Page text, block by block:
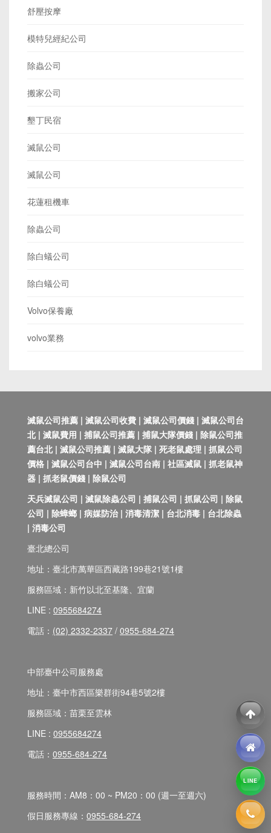
舒壓按摩
模特兒經紀公司
除蟲公司
搬家公司
墾丁民宿
滅鼠公司
滅鼠公司
花蓮租機車
除蟲公司
除白蟻公司
除白蟻公司
Volvo保養廠
volvo業務
滅鼠公司推薦 | 滅鼠公司收費 | 滅鼠公司價錢 | 滅鼠公司台
北 | 滅鼠費用 | 捕鼠公司推薦 | 捕鼠大隊價錢 | 除鼠公司推
薦台北 | 滅鼠公司推薦 | 滅鼠大隊 | 死老鼠處理 | 抓鼠公司
價格 | 滅鼠公司台中 | 滅鼠公司台南 | 社區滅鼠 | 抓老鼠神
器 | 抓老鼠價錢 | 除鼠公司
天兵滅鼠公司 | 滅鼠除蟲公司 | 捕鼠公司 | 抓鼠公司 | 除鼠
公司 | 除蟑螂 | 病媒防治 | 消毒清潔 | 台北消毒 | 台北除蟲
| 消毒公司
臺北總公司
地址：臺北市萬華區西藏路199巷21號1樓
服務區域：新竹以北至基隆、宜蘭
LINE : 0955684274
電話： (02) 2332-2337 / 0955-684-274
中部臺中公司服務處
地址：臺中市西區樂群街94巷5號2樓
服務區域：苗栗至雲林
LINE : 0955684274
電話： 0955-684-274
服務時間：AM8：00 ~ PM20：00 (週一至週六)
假日服務專線： 0955-684-274
LINE